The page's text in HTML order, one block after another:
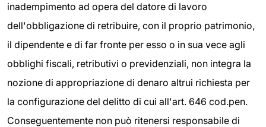
inadempimento ad opera del datore di lavoro
dell'obbligazione di retribuire, con il proprio patrimonio,
il dipendente e di far fronte per esso o in sua vece agli
obblighi fiscali, retributivi o previdenziali, non integra la
nozione di appropriazione di denaro altrui richiesta per
la configurazione del delitto di cui all'art. 646 cod.pen.
Conseguentemente non può ritenersi responsabile di